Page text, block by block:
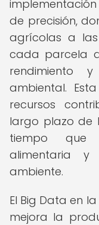
de precisión,
agrícolas a
cada parcela
rendimiento
ambiental.
recursos
largo plazo de
tiempo que
alimentaria
ambiente.
El Big Data en
mejora la